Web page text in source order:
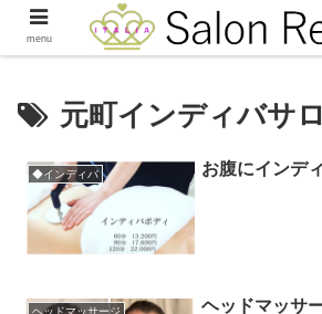
元町インディバサ
◆インディバ お腹にインデ
ヘッドマッサ
menu